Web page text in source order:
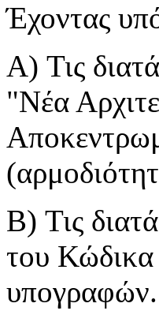
Έχοντας
A) Τις
"Νέα
B) Τις
του
υπογραφών.